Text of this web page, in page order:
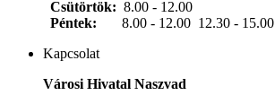
Csütörtök: 8.00 - 12.00
Péntek:
8.00 - 12.00 12.30 - 15.00
Kapcsolat
Városi Hivatal Naszvad